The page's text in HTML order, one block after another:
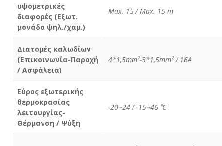
υψομετρικές
διαφορές (Εξωτ.
μονάδα ψηλ./χαμ.)
Max. 15 / Max. 15 m
Διατομές καλωδίων
(Επικοινωνία-Παροχή
/ Ασφάλεια)
4*1,5mm²-3*1,5mm² / 16A
Εύρος εξωτερικής
θερμοκρασίας
λειτουργίας-
Θέρμανση / Ψύξη
-20~24 / -15~46 ˚C